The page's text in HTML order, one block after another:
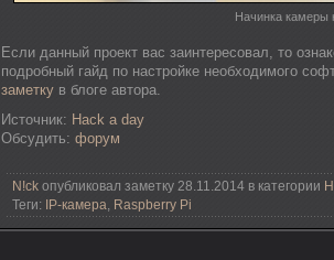
Начинка камеры
Если данный проект вас заинтересовал, то
подробный гайд по настройке необходимого
заметку в блоге автора.
Источник: Hack a day
Обсудить: форум
N!ck опубликовал заметку 28.11.2014 в категории
Теги:
IP-камера, Raspberry Pi